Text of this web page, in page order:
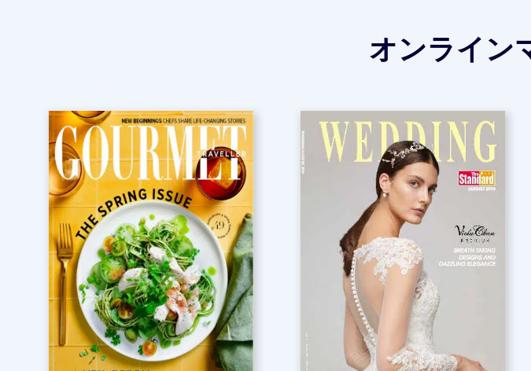
オンライン